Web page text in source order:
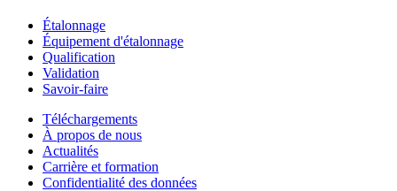
Étalonnage
Équipement d'étalonnage
Qualification
Validation
Savoir-faire
Téléchargements
À propos de nous
Actualités
Carrière et formation
Confidentialité des données